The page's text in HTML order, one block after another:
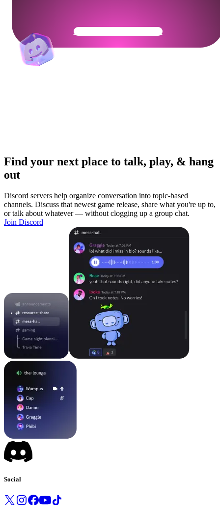
Get Your Community Ready
Find your next place to talk, play, & hang
out
Discord servers help organize conversation into topic-based
channels. Discuss that newest game release, share what you're up to,
or talk about whatever — without clogging up a group chat.
Join Discord
Social